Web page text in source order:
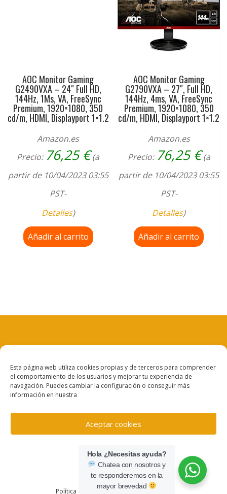
Esta página web utiliza cookies propias y de terceros para comprender
el comportamiento de los usuarios y mejorar tu experiencia de
navegación. Puedes cambiar la configuración o conseguir más
información en nuestra
Aceptar cookies
Ver preferencias
Política de cookiesPolítica de privacidad
AOC Monitor Gaming
G2490VXA – 24″ Full HD,
144Hz, 1Ms, VA, FreeSync
Premium, 1920×1080, 350
cd/m, HDMI, Displayport 1×1.2
Amazon.es
Precio: 76,25€ (a
partir de 10/04/2023 03:55
PST-
Detalles)
Añadir al carrito
AOC Monitor Gaming
G2790VXA – 27″, Full HD,
144Hz, 4ms, VA, FreeSync
Premium, 1920×1080, 350
cd/m, HDMI, Displayport 1×1.2
Amazon.es
Precio: 76,25€(a
partir de 10/04/2023 03:55
PST-
Detalles)
Añadir al carrito
Política de privacidad
Política de cookies
© Copyright 202 · TECLAT.NET
Hola ¿Necesitas ayuda?
Chatea con nosotros y
te responderemos en la
mayor brevedad